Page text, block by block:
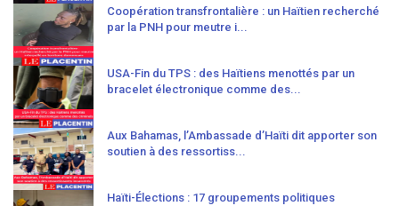
Coopération transfrontalière : un Haïtien recherché
par la PNH pour meutre i...
USA-Fin du TPS : des Haïtiens menottés par un
bracelet électronique comme des...
Aux Bahamas, l’Ambassade d’Haïti dit apporter son
soutien à des ressortiss...
Haïti-Élections : 17 groupements politiques